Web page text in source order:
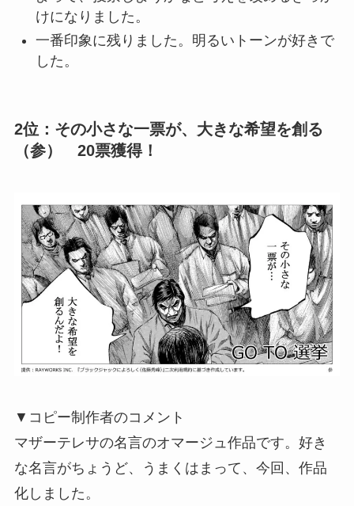
けになりました。
一番印象に残りました。明るいトーンが好きで
した。
2位：その小さな一票が、大きな希望を創る
（参） 20票獲得！
▼コピー制作者のコメント
マザーテレサの名言のオマージュ作品です。好き
な名言がちょうど、うまくはまって、今回、作品
化しました。